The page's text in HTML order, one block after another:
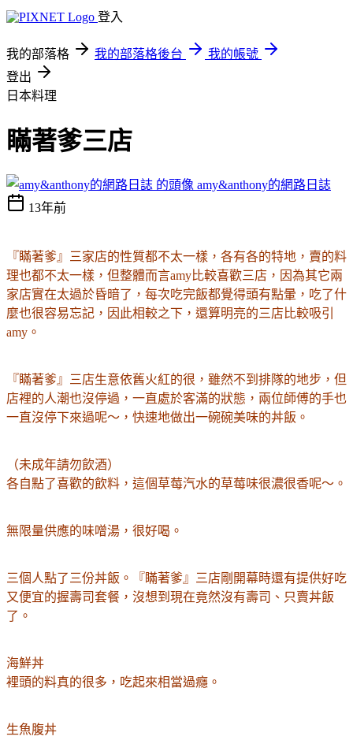
登入
我的部落格 我的部落格後台
我的帳號
登出
日本料理
瞞著爹三店
amy&anthony的網路日誌
13年前
『瞞著爹』三家店的性質都不太一樣，各有各的特地，賣的料
理也都不太一樣，但整體而言amy比較喜歡三店，因為其它兩
家店實在太過於昏暗了，每次吃完飯都覺得頭有點暈，吃了什
麼也很容易忘記，因此相較之下，還算明亮的三店比較吸引
amy。
『瞞著爹』三店生意依舊火紅的很，雖然不到排隊的地步，但
店裡的人潮也沒停過，一直處於客滿的狀態，兩位師傅的手也
一直沒停下來過呢～，快速地做出一碗碗美味的丼飯。
（未成年請勿飲酒）
各自點了喜歡的飲料，這個草莓汽水的草莓味很濃很香呢～。
無限量供應的味噌湯，很好喝。
三個人點了三份丼飯 。
『瞞著爹』三店剛開幕時還有提供好吃
又便宜的握壽司套餐，沒想到現在竟然沒有壽司 、 只賣丼飯
了。
海鮮丼
裡頭的料真的很多，吃起來相當過癮。
生魚腹丼